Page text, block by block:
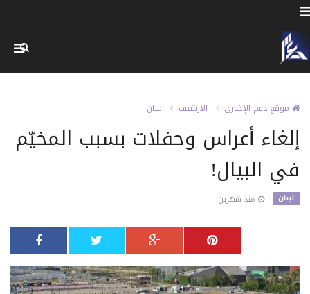
موقع دعم الإخباري الارشيف لبنان
إلغاء أعراس وحفلات بسبب المخيّم
في البيال!
لبنان منذ شهرين